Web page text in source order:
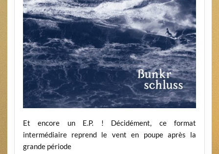
Et encore un E.P. ! Décidément, ce format
intermédiaire reprend le vent en poupe après la
grande période